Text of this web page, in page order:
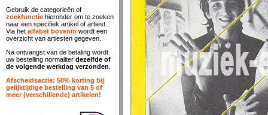
Gebruik de categorieën of
zoekfunctie hieronder om te zoeken
naar een specifiek artikel of artiest.
Via het alfabet bovenin wordt een
overzicht van artiesten gegeven.
Na ontvangst van de betaling wordt
uw bestelling normaliter dezelfde of
de volgende werkdag verzonden
Afscheidsactie: 50% korting bij
gelijktijdige bestelling van 5 of
meer (verschillende) artikelen!